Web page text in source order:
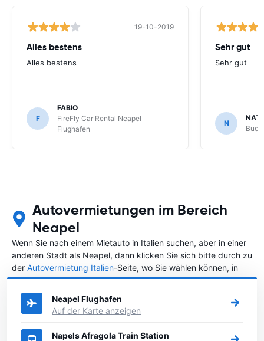
19-10-2019
Alles bestens
Alles bestens
F
FABIO
FireFly Car Rental Neapel
Flughafen
Sehr gut
Sehr gut
N
Autovermietungen im Bereich
Neapel
Wenn Sie nach einem Mietauto in Italien suchen, aber in einer
anderen Stadt als Neapel, dann klicken Sie sich bitte durch zu
der Autovermietung Italien-Seite, wo Sie wählen können, in
welcher Stadt in Italien Sie ein Auto mieten möchten.
Neapel Flughafen
Auf der Karte anzeigen
Napels Afragola Train Station